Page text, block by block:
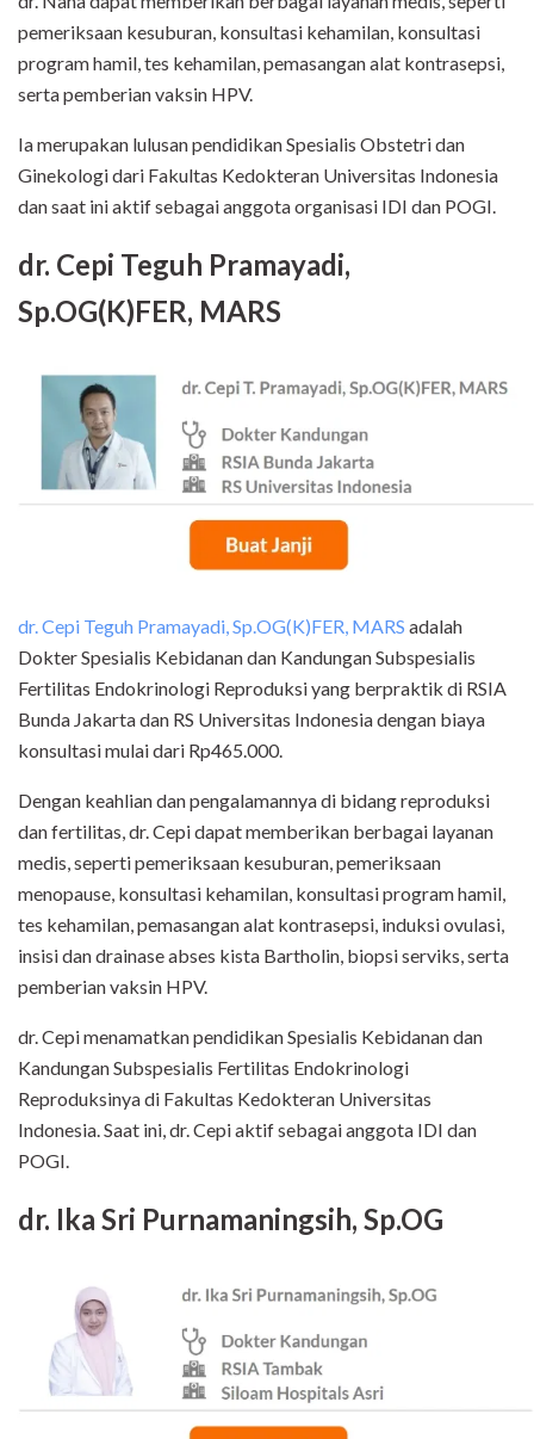
pemeriksaan kesuburan, konsultasi kehamilan, konsultasi
program hamil, tes kehamilan, pemasangan alat kontrasepsi,
serta pemberian vaksin HPV.
Ia merupakan lulusan pendidikan Spesialis Obstetri dan
Ginekologi dari Fakultas Kedokteran Universitas Indonesia
dan saat ini aktif sebagai anggota organisasi IDI dan POGI.
dr. Cepi Teguh Pramayadi,
Sp.OG(K)FER, MARS
dr. Cepi Teguh Pramayadi, Sp.OG(K)FER, MARS adalah
Dokter Spesialis Kebidanan dan Kandungan Subspesialis
Fertilitas Endokrinologi Reproduksi yang berpraktik di RSIA
Bunda Jakarta dan RS Universitas Indonesia dengan biaya
konsultasi mulai dari Rp465.000.
Dengan keahlian dan pengalamannya di bidang reproduksi
dan fertilitas, dr. Cepi dapat memberikan berbagai layanan
medis, seperti pemeriksaan kesuburan, pemeriksaan
menopause, konsultasi kehamilan, konsultasi program hamil,
tes kehamilan, pemasangan alat kontrasepsi, induksi ovulasi,
insisi dan drainase abses kista Bartholin, biopsi serviks, serta
pemberian vaksin HPV.
dr. Cepi menamatkan pendidikan Spesialis Kebidanan dan
Kandungan Subspesialis Fertilitas Endokrinologi
Reproduksinya di Fakultas Kedokteran Universitas
Indonesia. Saat ini, dr. Cepi aktif sebagai anggota IDI dan
POGI.
dr. Ika Sri Purnamaningsih, Sp.OG